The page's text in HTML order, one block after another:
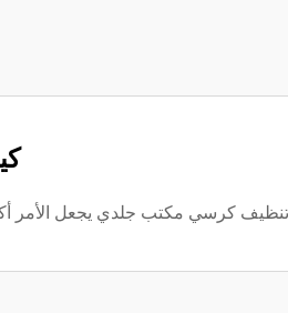
كرسي مكتب جلدي يجعل الأمر